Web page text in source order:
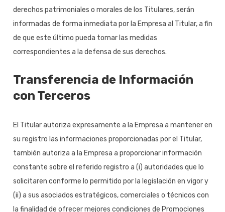
derechos patrimoniales o morales de los Titulares, serán
informadas de forma inmediata por la Empresa al Titular, a fin
de que este último pueda tomar las medidas
correspondientes a la defensa de sus derechos.
Transferencia de Información
con Terceros
El Titular autoriza expresamente a la Empresa a mantener en
su registro las informaciones proporcionadas por el Titular,
también autoriza a la Empresa a proporcionar información
constante sobre el referido registro a (i) autoridades que lo
solicitaren conforme lo permitido por la legislación en vigor y
(ii) a sus asociados estratégicos, comerciales o técnicos con
la finalidad de ofrecer mejores condiciones de Promociones